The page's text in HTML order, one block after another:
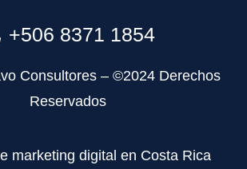
+506 8371 1854
Consultores – ©2024 Derechos
Reservados
marketing digital en Costa Rica